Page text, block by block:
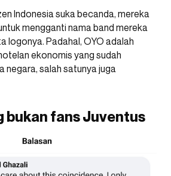
Indonesia suka becanda, mereka
mengganti nama band mereka
logonya. Padahal, OYO adalah
ekonomis yang sudah
negara, salah satunya juga
bukan fans Juventus